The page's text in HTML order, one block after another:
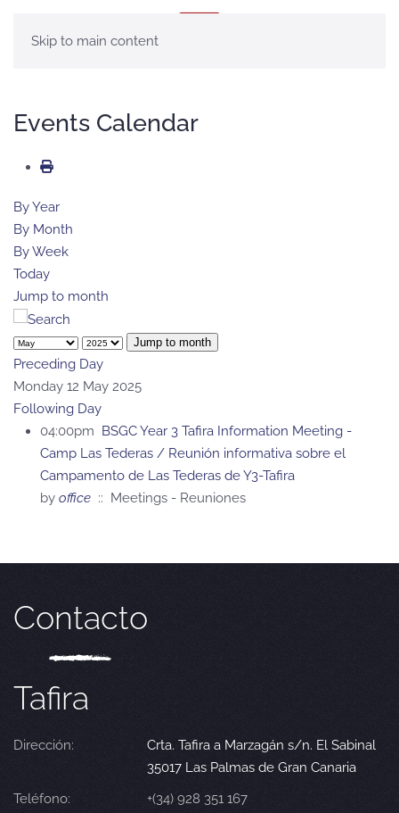
Skip to main content
Events Calendar
By Year
By Month
By Week
Today
Jump to month
Jump to month
Preceding Day
Monday 12 May 2025
Following Day
04:00pm BSGC Year 3 Tafira Information Meeting -
Camp Las Tederas / Reunión informativa sobre el
Campamento de Las Tederas de Y3-Tafira
by office :: Meetings - Reuniones
Contacto
Tafira
Dirección:
Crta. Tafira a Marzagán s/n. El Sabinal
35017 Las Palmas de Gran Canaria
Teléfono:
+(34) 928 351 167